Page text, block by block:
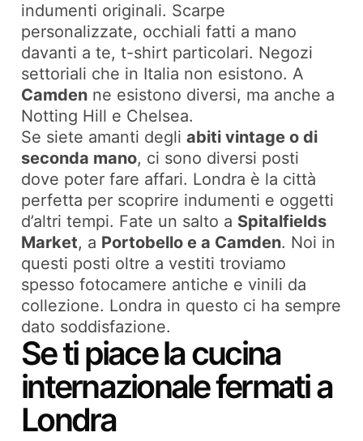
indumenti originali. Scarpe
personalizzate, occhiali fatti a mano
davanti a te, t-shirt particolari. Negozi
settoriali che in Italia non esistono. A
Camden ne esistono diversi, ma anche a
Notting Hill e Chelsea.
Se siete amanti degliabiti vintage o di
seconda mano, ci sono diversi posti
dove poter fare affari. Londra è la città
perfetta per scoprire indumenti e oggetti
d’altri tempi. Fate un salto a Spitalfields
Market, a Portobello e a Camden. Noi in
questi posti oltre a vestiti troviamo
spesso fotocamere antiche e vinili da
collezione. Londra in questo ci ha sempre
dato soddisfazione.
Se ti piace la cucina
internazionale fermati a
Londra